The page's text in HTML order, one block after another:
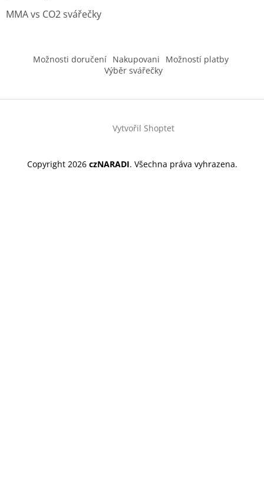
MMA vs CO2 svářečky
Možnosti doručení Nakupovani
Možností platby
Výběr svářečky
Vytvořil Shoptet
Copyright 2026 czNARADI. Všechna práva vyhrazena.